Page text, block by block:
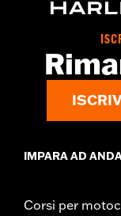
IMPARA AD
Corsi per